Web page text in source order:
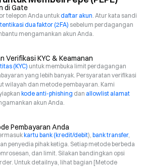
di Gate
telepon Anda untuk daftar akun. Atur kata sandi
dua faktor (2FA) sebelum perdagangan
mengamankan akun Anda.
Verifikasi KYC & Keamanan
(KYC) untuk membuka limit perdagangan
yang lebih banyak. Persyaratan verifikasi
wilayah dan metode pembayaran. Kami
kode anti-phishing dan allowlist alamat
akun Anda.
Pembayaran Anda
kartu bank (kredit/debit), bank transfer,
penyedia pihak ketiga. Setiap metode berbeda
dan limit. Silakan bandingkan opsi
Untuk detailnya, lihat bagian [Metode